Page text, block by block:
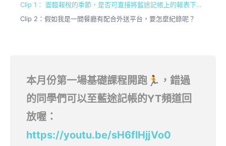
Clip 1： 面臨報稅的季節，是否可直接將藍途記帳上的報表下載給配合的會計事務所？
Clip 2：假如我是一間餐廳有配合外送平台，要怎麼紀錄呢？
本月份第一場基礎課程開跑🏃，錯過
的同學們可以至藍途記帳的YT頻道回
放喔：
https://youtu.be/sH6flHjjVo0